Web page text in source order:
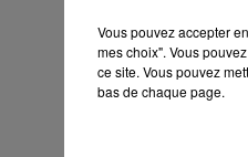
Vous pouvez accepter
mes choix". Vous
ce site. Vous pouvez
bas de chaque page.